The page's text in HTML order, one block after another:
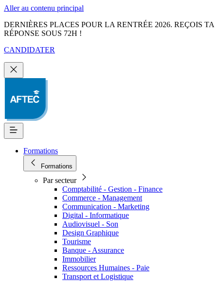
Aller au contenu principal
DERNIÈRES PLACES POUR LA RENTRÉE 2026. REÇOIS TA
RÉPONSE SOUS 72H !
CANDIDATER
Formations
Formations
Par secteur
Comptabilité - Gestion - Finance
Commerce - Management
Communication - Marketing
Digital - Informatique
Audiovisuel - Son
Design Graphique
Tourisme
Banque - Assurance
Immobilier
Ressources Humaines - Paie
Transport et Logistique